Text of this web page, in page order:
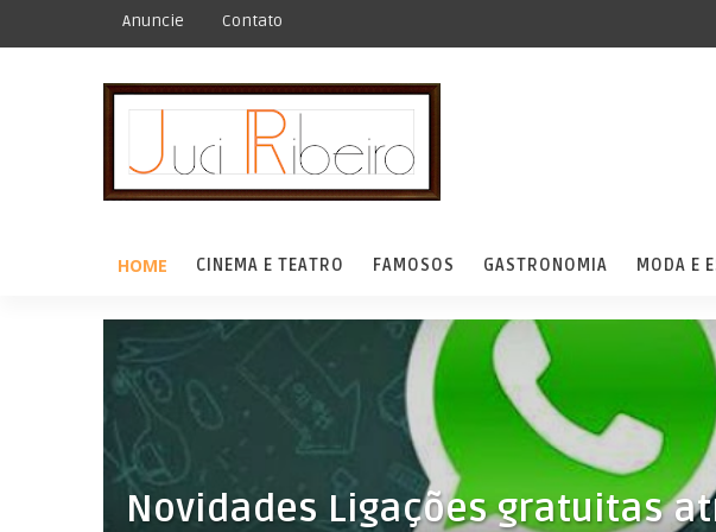
Anuncie Contato
HOME CINEMA E TEATRO FAMOSOS GASTRONOMIA MODA E
Novidades Ligações gratuitas